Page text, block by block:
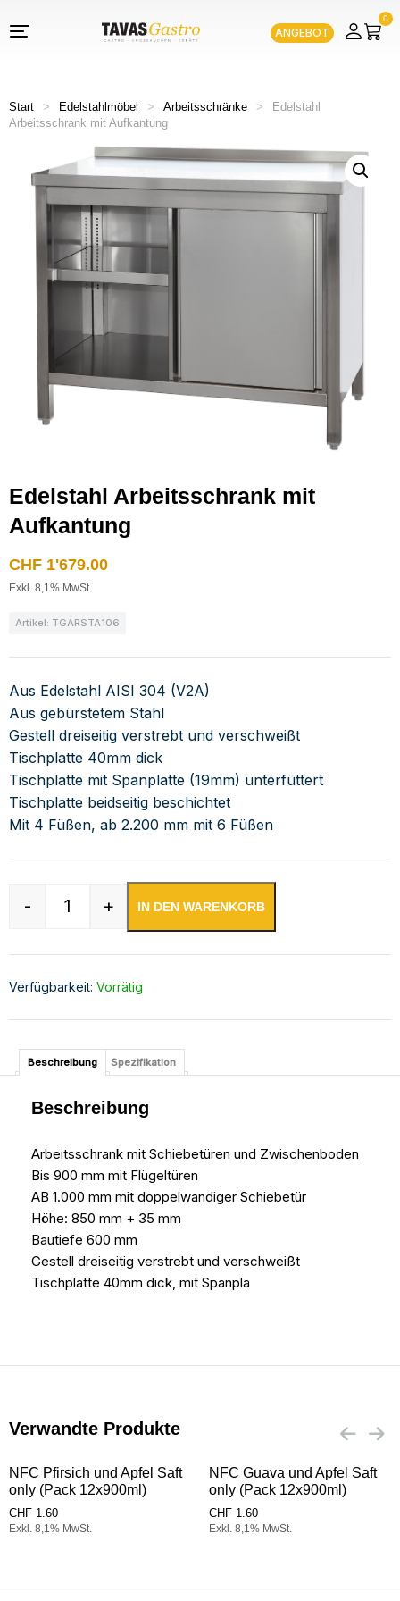
ANGEBOT
0
Start > Edelstahlmöbel > Arbeitsschränke >
Edelstahl
Arbeitsschrank mit Aufkantung
Edelstahl Arbeitsschrank mit
Aufkantung
CHF 1'679.00
Exkl. 8,1% MwSt.
Artikel: TGARSTA106
Aus Edelstahl AISI 304 (V2A)
Aus gebürstetem Stahl
Gestell dreiseitig verstrebt und verschweißt
Tischplatte 40mm dick
Tischplatte mit Spanplatte (19mm) unterfüttert
Tischplatte beidseitig beschichtet
Mit 4 Füßen, ab 2.200 mm mit 6 Füßen
Edelstahl Arbeitsschrank mit Aufkantung Menge
- + IN DEN WARENKORB
Verfügbarkeit: Vorrätig
Beschreibung Spezifikation
Beschreibung
Arbeitsschrank mit Schiebetüren und Zwischenboden
Bis 900 mm mit Flügeltüren
AB 1.000 mm mit doppelwandiger Schiebetür
Höhe: 850 mm + 35 mm
Bautiefe 600 mm
Gestell dreiseitig verstrebt und verschweißt
Tischplatte 40mm dick, mit Spanpla
Verwandte Produkte
NFC Pfirsich und Apfel Saft
only (Pack 12x900ml)
CHF 1.60
Exkl. 8,1% MwSt.
NFC Guava und Apfel Saft
only (Pack 12x900ml)
CHF 1.60
Exkl. 8,1% MwSt.